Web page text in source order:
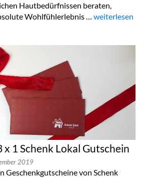
Hautbedürfnissen beraten,
Wohlfühlerlebnis … „Türchen 17:
weiterlesen
x 1 Schenk Lokal Gutschein
2019
Geschenkgutscheine von Schenk